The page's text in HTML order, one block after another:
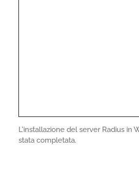
L'installazione del server Radius in
stata completata.